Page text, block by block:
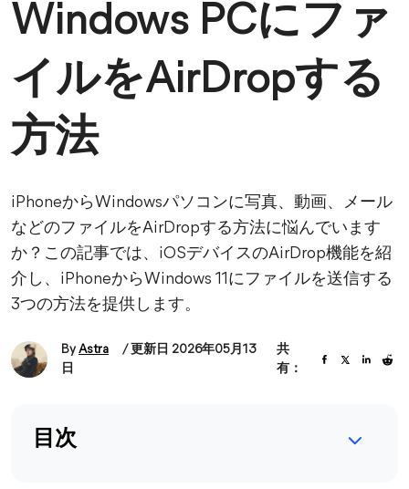
Windows PCにファ
イルをAirDropする
方法
iPhoneからWindowsパソコンに写真、動画、メール
などのファイルをAirDropする方法に悩んでいます
か？この記事では、iOSデバイスのAirDrop機能を紹
介し、iPhoneからWindows 11にファイルを送信する
3つの方法を提供します。
ByAstra
/ 更新日 2026年05月13
日
共
有：
目次